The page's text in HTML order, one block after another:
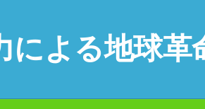
による地球革